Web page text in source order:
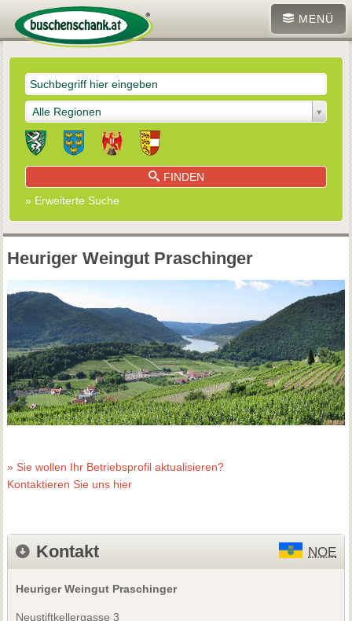
MENÜ
Alle Regionen
FINDEN
» Erweiterte Suche
Heuriger Weingut Praschinger
» Sie wollen Ihr Betriebsprofil aktualisieren?
Kontaktieren Sie uns hier
Kontakt NOE
Heuriger Weingut Praschinger
Neustiftkellergasse 3